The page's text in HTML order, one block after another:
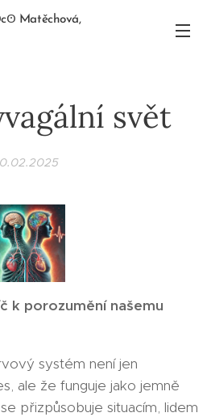
Matěchová,
svět
k porozumění našemu
systém není jen
ale že funguje jako jemně
přizpůsobuje situacím, lidem